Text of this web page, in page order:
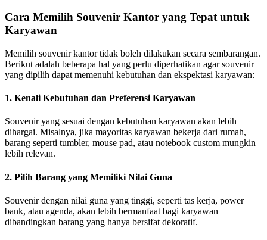
Cara Memilih Souvenir Kantor yang Tepat untuk
Karyawan
Memilih souvenir kantor tidak boleh dilakukan secara sembarangan.
Berikut adalah beberapa hal yang perlu diperhatikan agar souvenir
yang dipilih dapat memenuhi kebutuhan dan ekspektasi karyawan:
1. Kenali Kebutuhan dan Preferensi Karyawan
Souvenir yang sesuai dengan kebutuhan karyawan akan lebih
dihargai. Misalnya, jika mayoritas karyawan bekerja dari rumah,
barang seperti tumbler, mouse pad, atau notebook custom mungkin
lebih relevan.
2. Pilih Barang yang Memiliki Nilai Guna
Souvenir dengan nilai guna yang tinggi, seperti tas kerja, power
bank, atau agenda, akan lebih bermanfaat bagi karyawan
dibandingkan barang yang hanya bersifat dekoratif.